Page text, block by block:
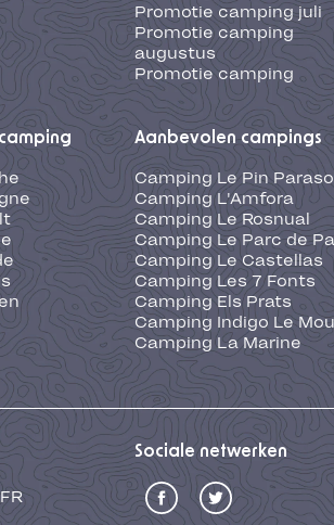
Promotie camping juli
Promotie camping
augustus
Promotie camping
Aanbevolen campings
Camping Le Pin
Camping L'Amfora
Camping Le Rosnual
Camping Le Parc de
Camping Le Castellas
Camping Les 7 Fonts
Camping Els Prats
Camping Indigo Le
Camping La Marine
FR
Sociale netwerken